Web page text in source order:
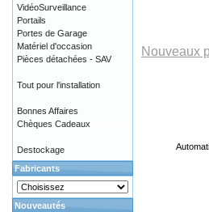
Nouveaux
VidéoSurveillance
Portails
Portes de Garage
Matériel d'occasion
Pièces détachées - SAV
Tout pour l'installation
Bonnes Affaires
Chèques Cadeaux
Destockage
Fabricants
Nouveautés